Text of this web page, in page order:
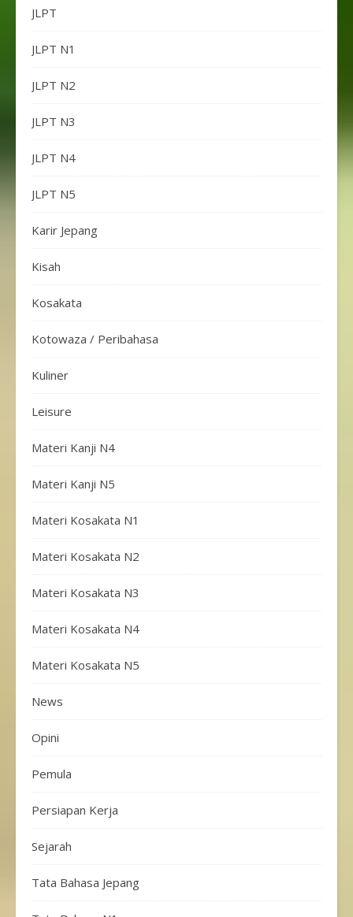
JLPT
JLPT N1
JLPT N2
JLPT N3
JLPT N4
JLPT N5
Karir Jepang
Kisah
Kosakata
Kotowaza / Peribahasa
Kuliner
Leisure
Materi Kanji N4
Materi Kanji N5
Materi Kosakata N1
Materi Kosakata N2
Materi Kosakata N3
Materi Kosakata N4
Materi Kosakata N5
News
Opini
Pemula
Persiapan Kerja
Sejarah
Tata Bahasa Jepang